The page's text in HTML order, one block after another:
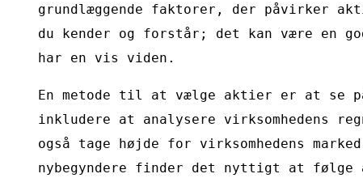
grundlæggende faktorer, der påvirker
du kender og forstår; det kan være en
har en vis viden.
En metode til at vælge aktier er at se
inkludere at analysere virksomhedens
også tage højde for virksomhedens
nybegyndere finder det nyttigt at